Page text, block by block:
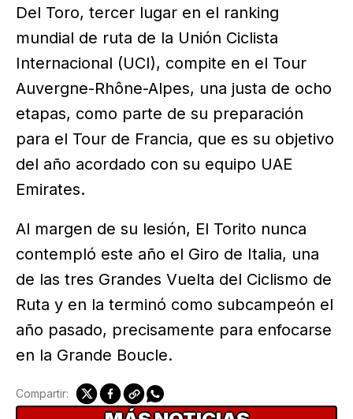
Del Toro, tercer lugar en el ranking
mundial de ruta de la Unión Ciclista
Internacional (UCI), compite en el Tour
Auvergne-Rhône-Alpes, una justa de ocho
etapas, como parte de su preparación
para el Tour de Francia, que es su objetivo
del año acordado con su equipo UAE
Emirates.
Al margen de su lesión, El Torito nunca
contempló este año el Giro de Italia, una
de las tres Grandes Vuelta del Ciclismo de
Ruta y en la terminó como subcampeón el
año pasado, precisamente para enfocarse
en la Grande Boucle.
Compartir: